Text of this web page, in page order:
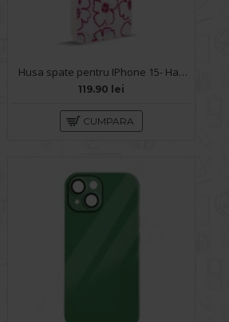
Husa spate pentru IPhone 15- Happy case
119.90 lei
CUMPARA